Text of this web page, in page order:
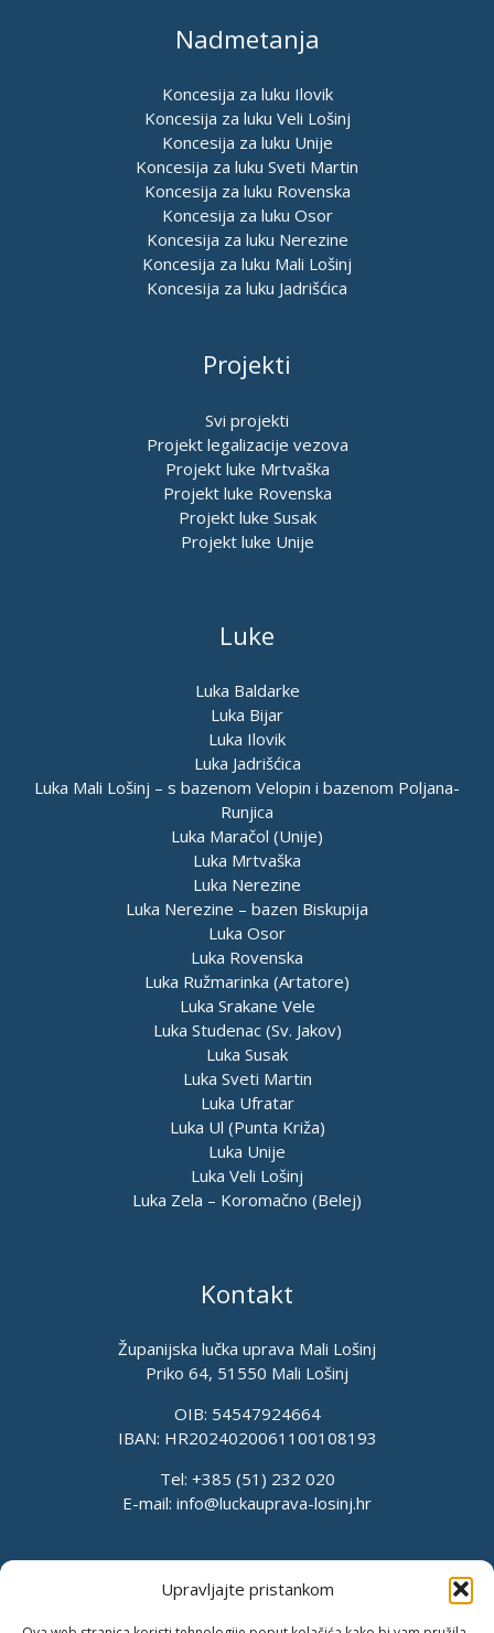
Upravljajte pristankom
Nadmetanja
Koncesija za luku Ilovik
Koncesija za luku Veli Lošinj
Koncesija za luku Unije
Koncesija za luku Sveti Martin
Koncesija za luku Rovenska
Koncesija za luku Osor
Koncesija za luku Nerezine
Koncesija za luku Mali Lošinj
Koncesija za luku Jadrišćica
Projekti
Svi projekti
Projekt legalizacije vezova
Projekt luke Mrtvaška
Projekt luke Rovenska
Projekt luke Susak
Projekt luke Unije
Luke
Luka Baldarke
Luka Bijar
Luka Ilovik
Luka Jadrišćica
Luka Mali Lošinj – s bazenom Velopin i bazenom Poljana-
Runjica
Luka Maračol (Unije)
Luka Mrtvaška
Luka Nerezine
Luka Nerezine – bazen Biskupija
Luka Osor
Luka Rovenska
Luka Ružmarinka (Artatore)
Luka Srakane Vele
Luka Studenac (Sv. Jakov)
Luka Susak
Luka Sveti Martin
Luka Ufratar
Luka Ul (Punta Križa)
Luka Unije
Luka Veli Lošinj
Luka Zela – Koromačno (Belej)
Kontakt
Županijska lučka uprava Mali Lošinj
Priko 64, 51550 Mali Lošinj
OIB: 54547924664
IBAN: HR2024020061100108193
Tel: +385 (51) 232 020
E-mail: info@luckauprava-losinj.hr